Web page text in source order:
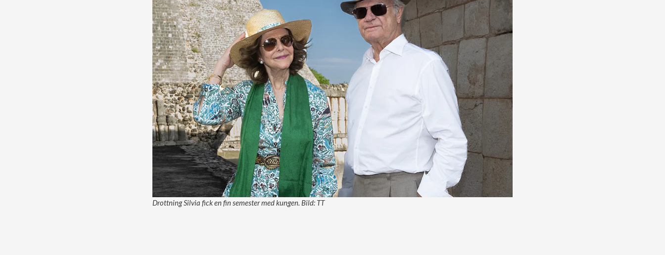
Drottning Silvia fick en fin semester med kungen. Bild: TT